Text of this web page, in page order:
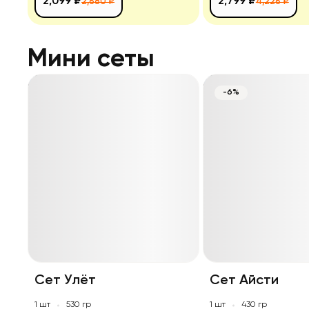
Мини сеты
Сет Улёт
1 шт 530 гр
-6%
Сет Айсти
1 шт 430 гр